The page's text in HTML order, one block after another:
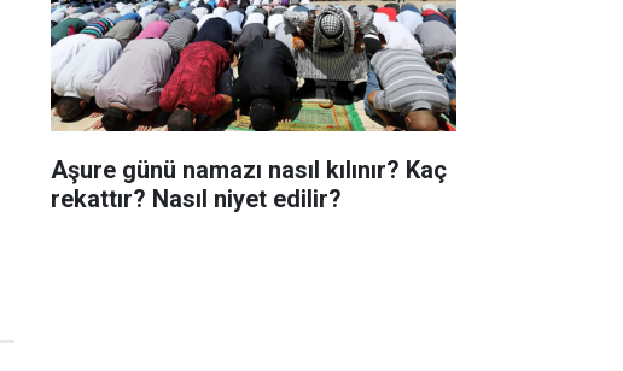
Aşure günü namazı nasıl kılınır? Kaç
rekattır? Nasıl niyet edilir?